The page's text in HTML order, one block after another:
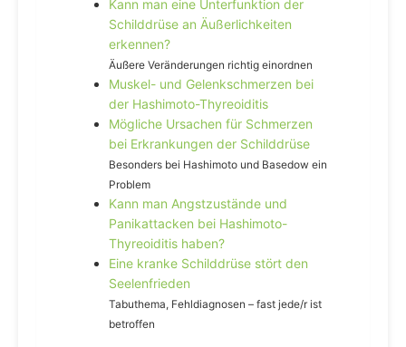
Kann man eine Unterfunktion der
Schilddrüse an Äußerlichkeiten
erkennen?
Äußere Veränderungen richtig einordnen
Muskel- und Gelenkschmerzen bei
der Hashimoto-Thyreoiditis
Mögliche Ursachen für Schmerzen
bei Erkrankungen der Schilddrüse
Besonders bei Hashimoto und Basedow ein
Problem
Kann man Angstzustände und
Panikattacken bei Hashimoto-
Thyreoiditis haben?
Eine kranke Schilddrüse stört den
Seelenfrieden
Tabuthema, Fehldiagnosen – fast jede/r ist
betroffen